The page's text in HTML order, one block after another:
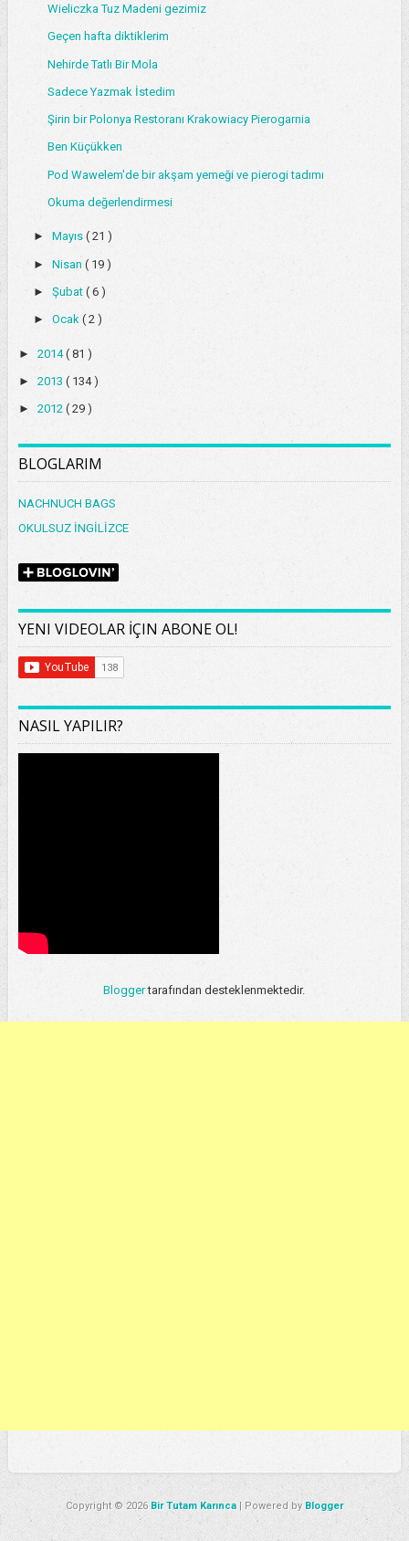
Wieliczka Tuz Madeni gezimiz
Geçen hafta diktiklerim
Nehirde Tatlı Bir Mola
Sadece Yazmak İstedim
Şirin bir Polonya Restoranı Krakowiacy Pierogarnia
Ben Küçükken
Pod Wawelem'de bir akşam yemeği ve pierogi tadımı
Okuma değerlendirmesi
► Mayıs ( 21 )
► Nisan ( 19 )
► Şubat ( 6 )
► Ocak ( 2 )
► 2014( 81 )
► 2013 ( 134 )
► 2012 ( 29 )
BLOGLARIM
NACHNUCH BAGS
OKULSUZ İNGİLİZCE
YENI VIDEOLAR İÇIN ABONE OL!
NASIL YAPILIR?
Bloggertarafından desteklenmektedir.
Copyright © 2026 Bir Tutam Karınca | Powered by Blogger